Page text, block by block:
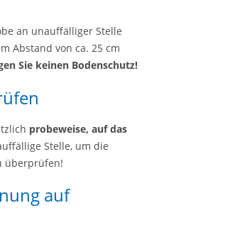
an unauffälliger Stelle
Abstand von ca. 25 cm
Sie keinen Bodenschutz!
probeweise, auf das
Stelle, um die
überprüfen!
auf